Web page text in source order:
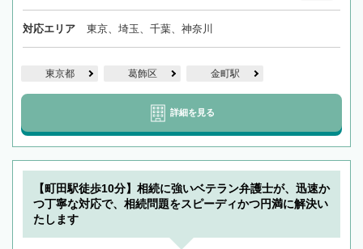
対応エリア 東京、埼玉、千葉、神奈川
東京都 葛飾区 金町駅
詳細を見る
【町田駅徒歩10分】相続に強いベテラン弁護士が、迅速か
つ丁寧な対応で、相続問題をスピーディかつ円満に解決い
たします